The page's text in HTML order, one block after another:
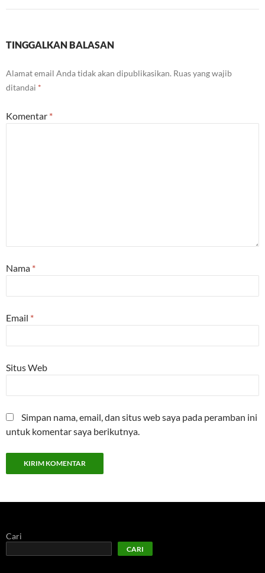
TINGGALKAN BALASAN
Alamat email Anda tidak akan dipublikasikan. Ruas yang wajib
ditandai *
Komentar *
Nama *
Email *
Situs Web
Simpan nama, email, dan situs web saya pada peramban ini
untuk komentar saya berikutnya.
Cari
CARI